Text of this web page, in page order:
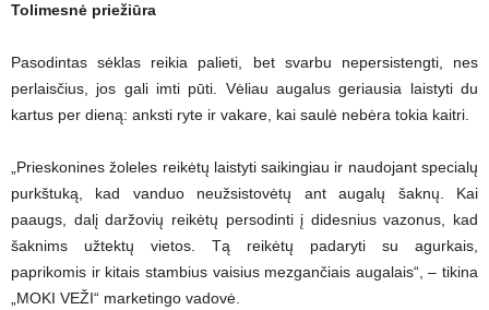
Tolimesnė priežiūra
Pasodintas sėklas reikia palieti, bet svarbu nepersistengti, nes
perlaisčius, jos gali imti pūti. Vėliau augalus geriausia laistyti du
kartus per dieną: anksti ryte ir vakare, kai saulė nebėra tokia kaitri.
„Prieskonines žoleles reikėtų laistyti saikingiau ir naudojant specialų
purkštuką, kad vanduo neužsistovėtų ant augalų šaknų. Kai
paaugs, dalį daržovių reikėtų persodinti į didesnius vazonus, kad
šaknims užtektų vietos. Tą reikėtų padaryti su agurkais,
paprikomis ir kitais stambius vaisius mezgančiais augalais“, – tikina
„MOKI VEŽI“ marketingo vadovė.